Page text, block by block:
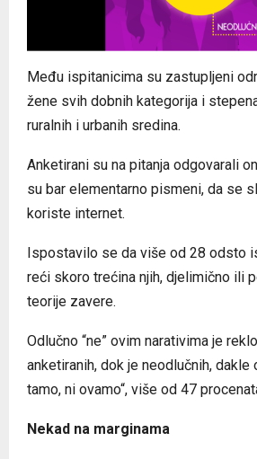
Među ispitanicima su zastupljeni
žene svih dobnih kategorija i
ruralnih i urbanih sredina.
Anketirani su na pitanja odgovarali
su bar elementarno pismeni, da se
koriste internet.
Ispostavilo se da više od 28 odsto
reći skoro trećina njih, djelimično ili
teorije zavere.
Odlučno “ne” ovim narativima je
anketiranih, dok je neodlučnih, dakle
tamo, ni ovamo“, više od 47
Nekad na marginama